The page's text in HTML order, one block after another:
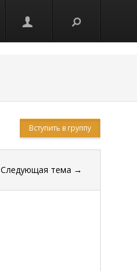
Вступить в группу
Следующая тема →